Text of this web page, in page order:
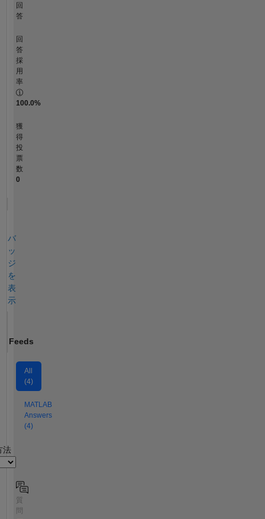
回
答
回
答
採
用
率
100.0%
獲
得
投
票
数
0
バ
ッ
ジ
を
表
示
Feeds
All
(4)
MATLAB
Answers
(4)
法
質